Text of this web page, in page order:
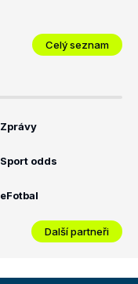
Celý seznam
Zprávy
Sport odds
eFotbal
Další partneři